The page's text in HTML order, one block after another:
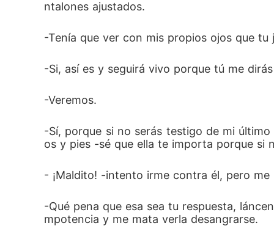
ntalones ajustados.
-Tenía que ver con mis propios ojos que
-Si, así es y seguirá vivo porque tú me
-Veremos.
-Sí, porque si no serás testigo de mi
os y pies -sé que ella te importa porque si
- ¡Maldito! -intento irme contra él, pero me
-Qué pena que esa sea tu respuesta,
mpotencia y me mata verla desangrarse.